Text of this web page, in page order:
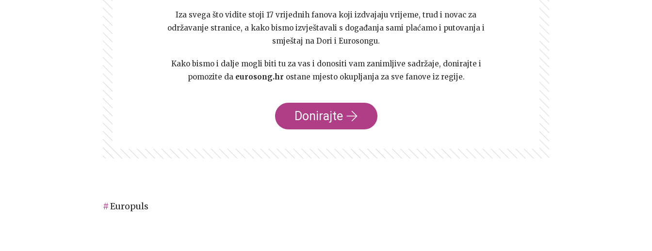
Iza svega što vidite stoji 17 vrijednih fanova koji izdvajaju vrijeme, trud i novac za
održavanje stranice, a kako bismo izvještavali s događanja sami plaćamo i putovanja i
smještaj na Dori i Eurosongu.
Kako bismo i dalje mogli biti tu za vas i donositi vam zanimljive sadržaje, donirajte i
pomozite da eurosong.hr ostane mjesto okupljanja za sve fanove iz regije.
Donirajte
Europuls